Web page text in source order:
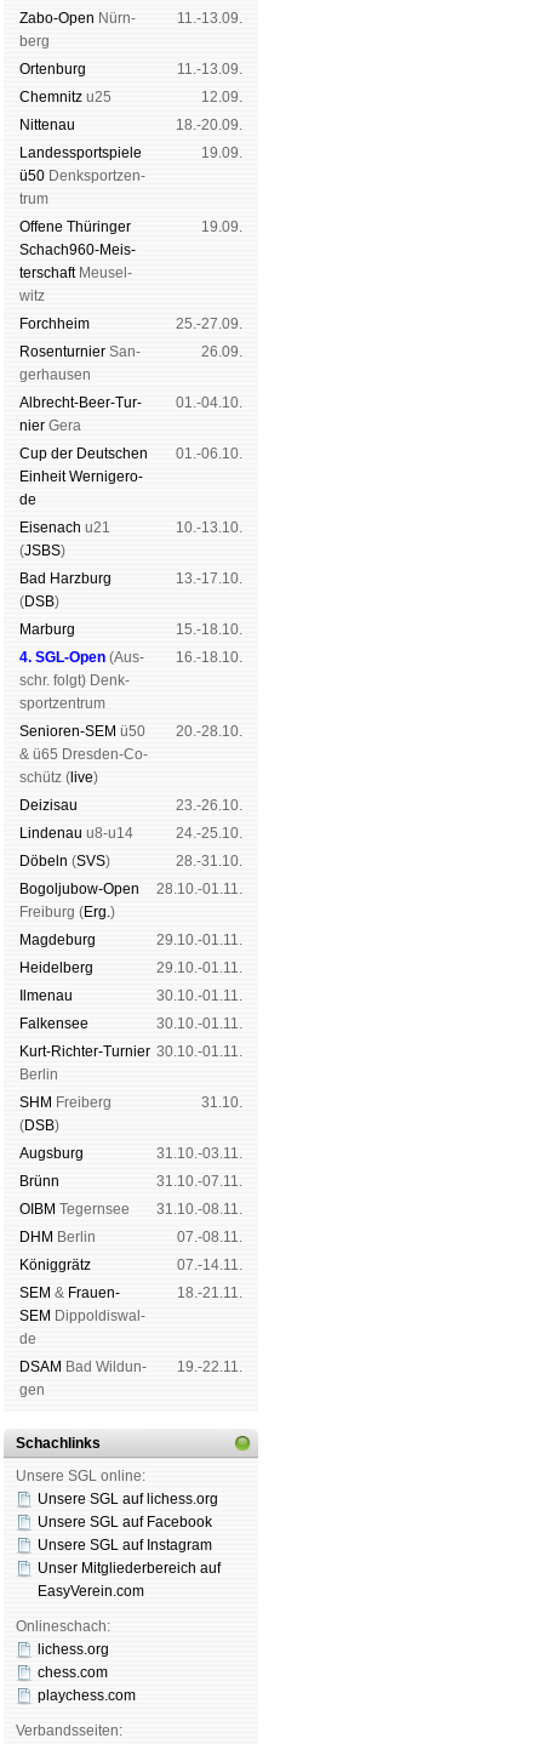
Zabo-Open Nürn­
berg
11.-13.09.
Orten­burg
11.-13.09.
Chem­nitz u25
12.09.
Nitte­nau
18.-20.09.
Landes­sport­spiele
ü50 Denk­sport­zen­
trum
19.09.
Offene Thü­rin­ger
Schach960-Meis­
ter­schaftMeu­sel­
witz
19.09.
Forch­heim
25.-27.09.
Rosen­tur­nier San­
ger­hau­sen
26.09.
Albrecht-Beer-Tur­
nier Ge­ra
01.-04.10.
Cup der Deut­schen
Ein­heit Wer­ni­ge­ro­
de
01.-06.10.
Eise­nach u21
(JSBS)
10.-13.10.
Bad Harz­burg
(DSB)
13.-17.10.
Mar­burg
15.-18.10.
4. SGL-Open (Aus­
schr. folgt) Denk­
sport­zen­trum
16.-18.10.
Senioren-SEM ü50
& ü65 Dres­den-Co­
schütz ( live)
20.-28.10.
Dei­zi­sau
23.-26.10.
Lin­de­nau u8-u14
24.-25.10.
Dö­beln (SVS)
28.-31.10.
Bogoljubow-Open
Frei­burg (Erg.)
28.10.-01.11.
Mag­de­burg
29.10.-01.11.
Hei­del­berg
29.10.-01.11.
Il­me­nau
30.10.-01.11.
Fal­ken­see
30.10.-01.11.
Kurt-Rich­ter-Tur­nier
Ber­lin
30.10.-01.11.
SHM Frei­berg
(DSB)
31.10.
Augs­burg
31.10.-03.11.
Brünn
31.10.-07.11.
OIBM Tegern­see
31.10.-08.11.
DHM Ber­lin
07.-08.11.
König­grätz
07.-14.11.
SEM & Frauen-
SEM Dip­pol­dis­wal­
de
18.-21.11.
DSAM Bad Wil­dun­
gen
19.-22.11.
Schachlinks
Unsere SGL online:
Unsere SGL auf li­chess.org
Unsere SGL auf Face­book
Unsere SGL auf Insta­gram
Unser Mitgliederbereich auf
EasyVerein.com
Onlineschach:
lichess.org
chess.com
playchess.com
Verbandsseiten: